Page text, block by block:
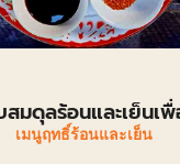
สมดุลร้อนและเย็นเ
เมนูฤทธิ์ร้อนและเย็น